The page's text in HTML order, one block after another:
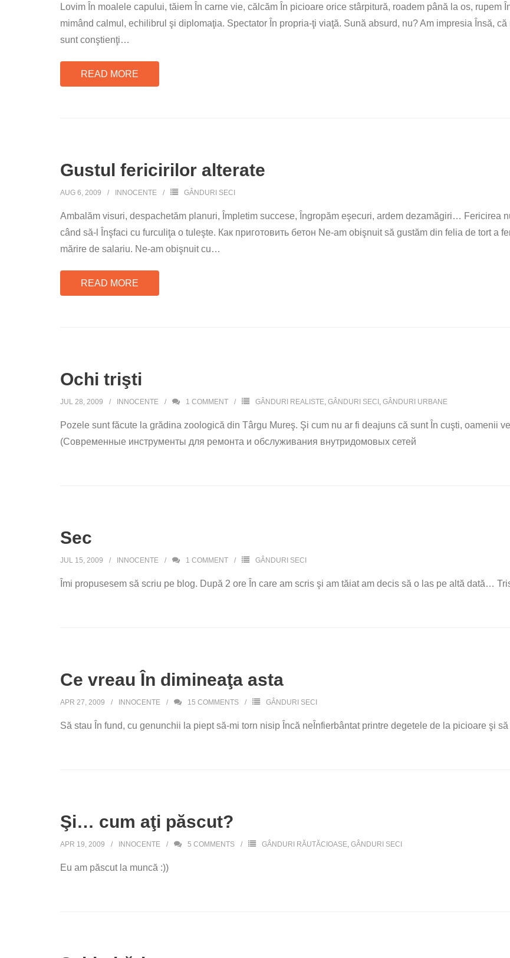
Lovim În moalele capului, tăiem În carne vie, călcăm În picioare orice stârpitură, roadem până la os, rupem
mimând calmul, echilibrul şi diplomaţia. Spectator În propria-ţi viaţă. Sună absurd, nu? Am impresia Însă,
sunt conştienţi…
READ MORE
Gustul fericirilor alterate
AUG 6, 2009 INNOCENTE GÂNDURI SECI
Ambalăm visuri, despachetăm planuri, Împletim succese, Îngropăm eşecuri, ardem dezamăgiri… Fericirea
când să-l Înşfaci cu furculiţa o tuleşte. Как приготовить бетон Ne-am obişnuit să gustăm din felia de tort a
mărire de salariu. Ne-am obişnuit cu…
READ MORE
Ochi trişti
JUL 28, 2009 INNOCENTE 1 COMMENT GÂNDURI REALISTE, GÂNDURI SECI , GÂNDURI URBANE
Pozele sunt făcute la grădina zoologică din Târgu Mureş. Şi cum nu ar fi deajuns că sunt În cuşti, oamenii
(Современные инструменты для ремонта и обслуживания внутридомовых сетей
Sec
JUL 15, 2009 INNOCENTE 1 COMMENT GÂNDURI SECI
Îmi propusesem să scriu pe blog. După 2 ore În care am scris şi am tăiat am decis să o las pe altă dată…
Ce vreau În dimineaţa asta
APR 27, 2009 INNOCENTE 15 COMMENTS GÂNDURI SECI
Să stau În fund, cu genunchii la piept să-mi torn nisip Încă neÎnfierbântat printre degetele de la picioare şi
Şi… cum aţi păscut?
APR 19, 2009 INNOCENTE 5 COMMENTS GÂNDURI RĂUTĂCIOASE, GÂNDURI SECI
Eu am păscut la muncă :))